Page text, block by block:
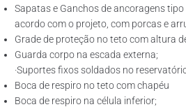
Sapatas e Ganchos de ancoragens
acordo com o projeto, com porcas e
Grade de proteção no teto com altura
Guarda corpo na escada externa;
·Suportes fixos soldados no
Boca de respiro no teto com chapéu
Boca de respiro na célula inferior;